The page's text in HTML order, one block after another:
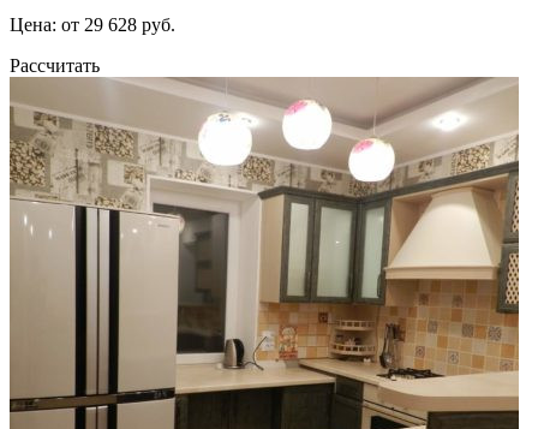
Цена: от 29 628 руб.
Рассчитать